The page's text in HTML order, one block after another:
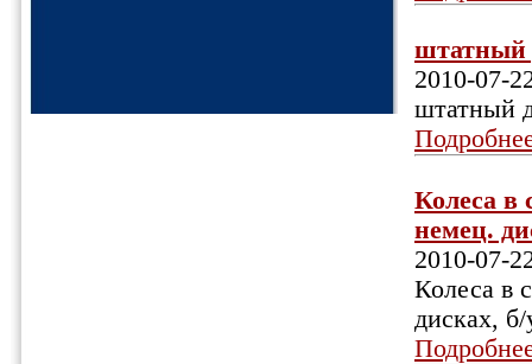
штатный
2010-07-
штатный
Колеса в
немец.
2010-07-
Колеса в
дисках,